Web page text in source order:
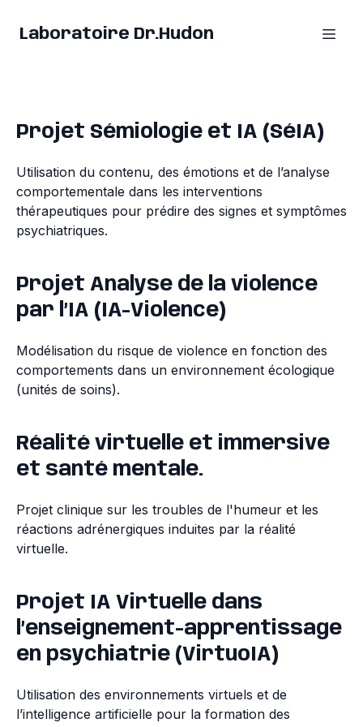
Laboratoire Dr.Hudon
Projet Sémiologie et IA (SéIA)
Utilisation du contenu, des émotions et de l’analyse
comportementale dans les interventions
thérapeutiques pour prédire des signes et symptômes
psychiatriques.
Projet Analyse de la violence
par l’IA (IA-Violence)
Modélisation du risque de violence en fonction des
comportements dans un environnement écologique
(unités de soins).
Réalité virtuelle et immersive
et santé mentale.
Projet clinique sur les troubles de l'humeur et les
réactions adrénergiques induites par la réalité
virtuelle.
Projet IA Virtuelle dans
l’enseignement-apprentissage
en psychiatrie (VirtuoIA)
Utilisation des environnements virtuels et de
l’intelligence artificielle pour la formation des